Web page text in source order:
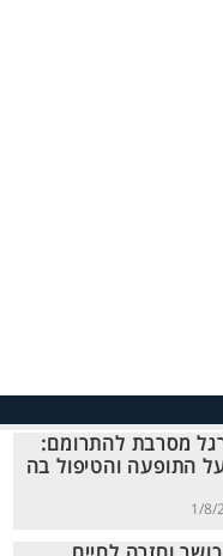
מסרבת להתרומם:
התופעה והטיפול בה
1/8/